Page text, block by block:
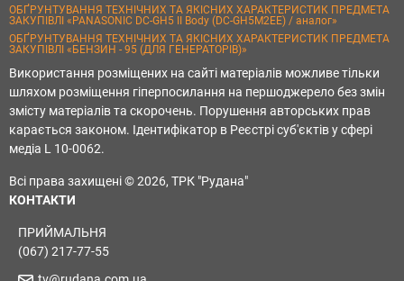
ОБҐРУНТУВАННЯ ТЕХНІЧНИХ ТА ЯКІСНИХ ХАРАКТЕРИСТИК ПРЕДМЕТА
ЗАКУПІВЛІ «PANASONIC DC-GH5 II Body (DC-GH5M2EE) / аналог»
ОБҐРУНТУВАННЯ ТЕХНІЧНИХ ТА ЯКІСНИХ ХАРАКТЕРИСТИК ПРЕДМЕТА
ЗАКУПІВЛІ «БЕНЗИН - 95 (ДЛЯ ГЕНЕРАТОРІВ)»
Використання розміщених на сайті матеріалів можливе тільки
шляхом розміщення гіперпосилання на першоджерело без змін
змісту матеріалів та скорочень. Порушення авторських прав
карається законом. Ідентифікатор в Реєстрі суб'єктів у сфері
медіа L 10-0062.
Всі права захищені © 2026, ТРК "Рудана"
КОНТАКТИ
ПРИЙМАЛЬНЯ
(067) 217-77-55